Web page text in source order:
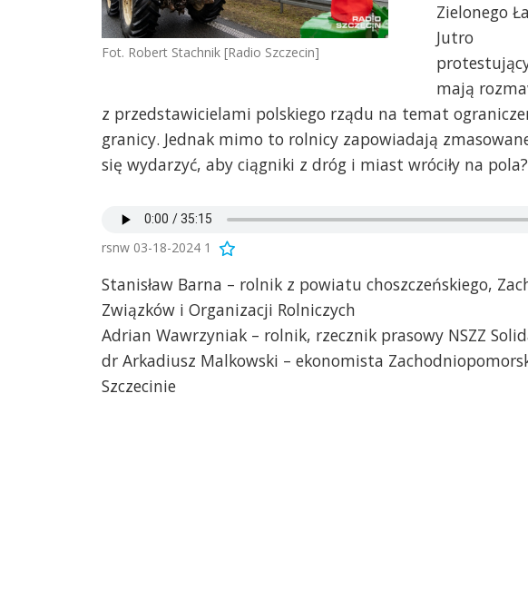
Fot. Robert Stachnik [Radio Szczecin]
Zielonego
Jutro
mają
z przedstawicielami polskiego rządu na temat
granicy. Jednak mimo to rolnicy zapowiadają
się wydarzyć, aby ciągniki z dróg i miast wróciły na pola?
rsnw 03-18-2024 1
Stanisław Barna – rolnik z powiatu choszczeńskiego,
Związków i Organizacji Rolniczych
Adrian Wawrzyniak – rolnik, rzecznik prasowy NSZZ
dr Arkadiusz Malkowski – ekonomista
Szczecinie